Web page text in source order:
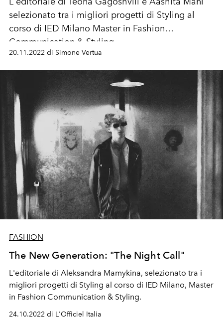
selezionato tra i migliori progetti di Styling al
corso di IED Milano Master in Fashion
Communication & Styling.
20.11.2022 di Simone Vertua
FASHION
The New Generation: "The Night Call"
L'editoriale di Aleksandra Mamykina, selezionato tra i
migliori progetti di Styling al corso di IED Milano, Master
in Fashion Communication & Styling.
24.10.2022 di L'Officiel Italia